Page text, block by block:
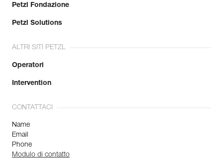
Petzl Fondazione
Petzl Solutions
ALTRI SITI PETZL
Operatori
Intervention
CONTATTACI
Name
Email
Phone
Modulo di contatto